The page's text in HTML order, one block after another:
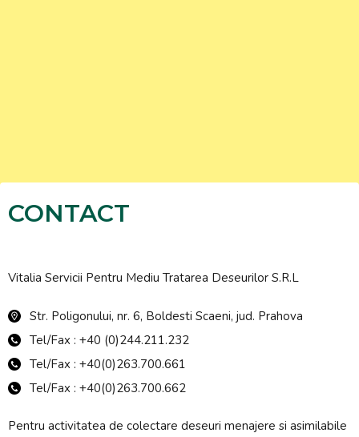
CONTACT
Vitalia Servicii Pentru Mediu Tratarea Deseurilor S.R.L
Str. Poligonului, nr. 6, Boldesti Scaeni, jud. Prahova
Tel/Fax : +40 (0)244.211.232
Tel/Fax : +40(0)263.700.661
Tel/Fax : +40(0)263.700.662
Pentru activitatea de colectare deseuri menajere si asimilabile